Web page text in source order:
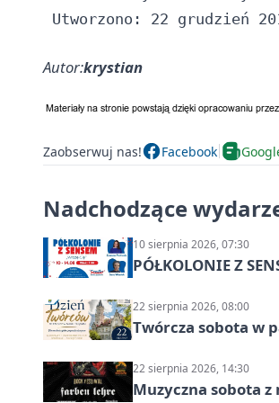
Autor:krystian
Zaobserwuj nas! Facebook
Nadchodzące
10 sierpnia 2026, 07:30
PÓŁKOLONIE Z
22 sierpnia 2026, 08:00
Twórcza sobota w
22 sierpnia 2026, 14:30
Muzyczna sobota